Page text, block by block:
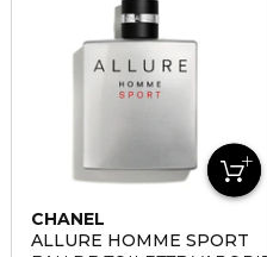
CHANEL
ALLURE HOMME SPORT